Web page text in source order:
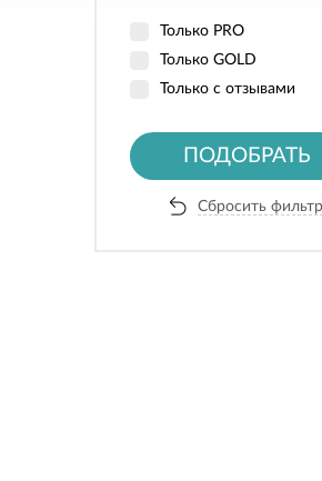
Только PRO
Только GOLD
Только с отзывами
ПОДОБРАТЬ
Сбросить фильтр